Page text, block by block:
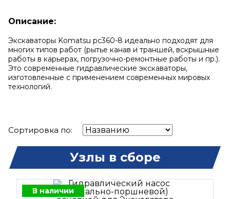
Описание:
Экскаваторы Komatsu pc360-8 идеально подходят для
многих типов работ (рытье канав и траншей, вскрышные
работы в карьерах, погрузочно-ремонтные работы и пр.).
Это современные гидравлические экскаваторы,
изготовленные с применением современных мировых
технологий.
Сортировка по:
Узлы в сборе
В наличии